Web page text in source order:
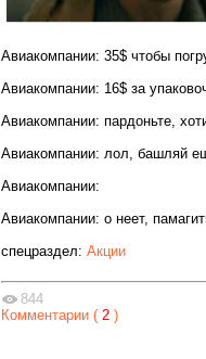
Авиакомпании: 35$ чтобы
Авиакомпании: 16$ за
Авиакомпании: пардоньте,
Авиакомпании: лол, башляй
Авиакомпании:
Авиакомпании: о неет,
спецраздел: Акции
844
Комментарии ( 2 )